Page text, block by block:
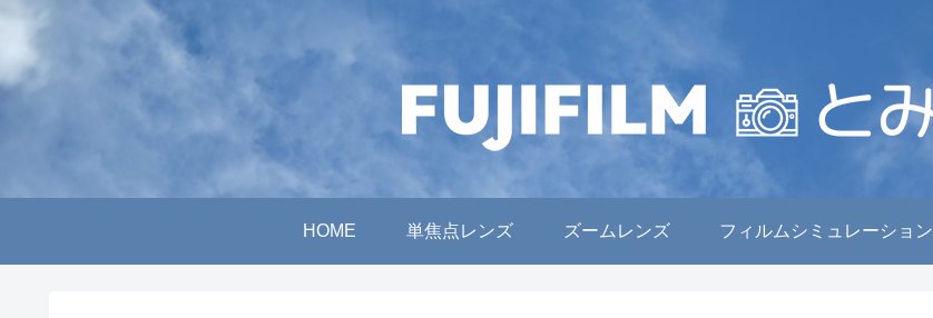
HOME 単焦点レンズ ズームレンズ フィルムシミュレーション